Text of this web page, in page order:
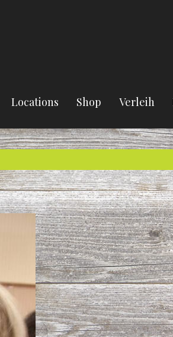
Locations Shop Verleih